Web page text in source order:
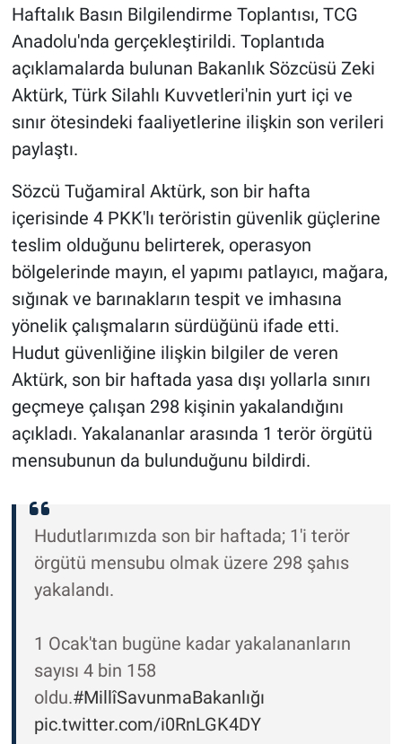
Haftalık Basın Bilgilendirme Toplantısı, TCG
Anadolu'nda gerçekleştirildi. Toplantıda
açıklamalarda bulunan Bakanlık Sözcüsü Zeki
Aktürk, Türk Silahlı Kuvvetleri'nin yurt içi ve
sınır ötesindeki faaliyetlerine ilişkin son verileri
paylaştı.
Sözcü Tuğamiral Aktürk, son bir hafta
içerisinde 4 PKK'lı teröristin güvenlik güçlerine
teslim olduğunu belirterek, operasyon
bölgelerinde mayın, el yapımı patlayıcı, mağara,
sığınak ve barınakların tespit ve imhasına
yönelik çalışmaların sürdüğünü ifade etti.
Hudut güvenliğine ilişkin bilgiler de veren
Aktürk, son bir haftada yasa dışı yollarla sınırı
geçmeye çalışan 298 kişinin yakalandığını
açıkladı. Yakalananlar arasında 1 terör örgütü
mensubunun da bulunduğunu bildirdi.
Hudutlarımızda son bir haftada; 1'i terör
örgütü mensubu olmak üzere 298 şahıs
yakalandı.
1 Ocak'tan bugüne kadar yakalananların
sayısı 4 bin 158
oldu.#MillîSavunmaBakanlığı
pic.twitter.com/i0RnLGK4DY